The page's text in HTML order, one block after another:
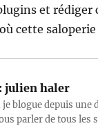
et
cette
julien haler
blogue depuis une
parler de tous les